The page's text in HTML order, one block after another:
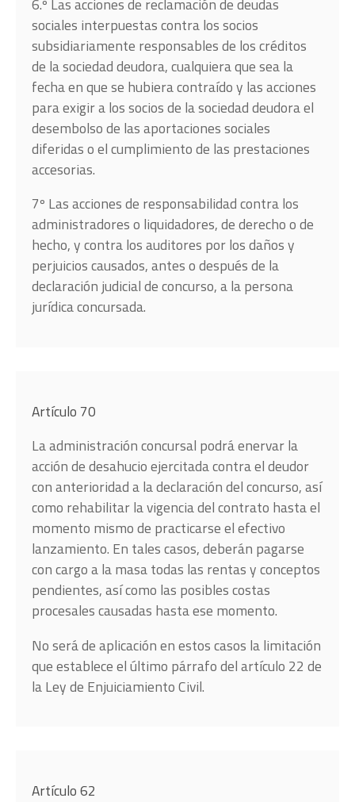
sociales interpuestas contra los socios
subsidiariamente responsables de los créditos
de la sociedad deudora, cualquiera que sea la
fecha en que se hubiera contraído y las acciones
para exigir a los socios de la sociedad deudora el
desembolso de las aportaciones sociales
diferidas o el cumplimiento de las prestaciones
accesorias.
7º Las acciones de responsabilidad contra los
administradores o liquidadores, de derecho o de
hecho, y contra los auditores por los daños y
perjuicios causados, antes o después de la
declaración judicial de concurso, a la persona
jurídica concursada.
Artículo 70
La administración concursal podrá enervar la
acción de desahucio ejercitada contra el deudor
con anterioridad a la declaración del concurso, así
como rehabilitar la vigencia del contrato hasta el
momento mismo de practicarse el efectivo
lanzamiento. En tales casos, deberán pagarse
con cargo a la masa todas las rentas y conceptos
pendientes, así como las posibles costas
procesales causadas hasta ese momento.
No será de aplicación en estos casos la limitación
que establece el último párrafo del artículo 22 de
la Ley de Enjuiciamiento Civil.
Artículo 62